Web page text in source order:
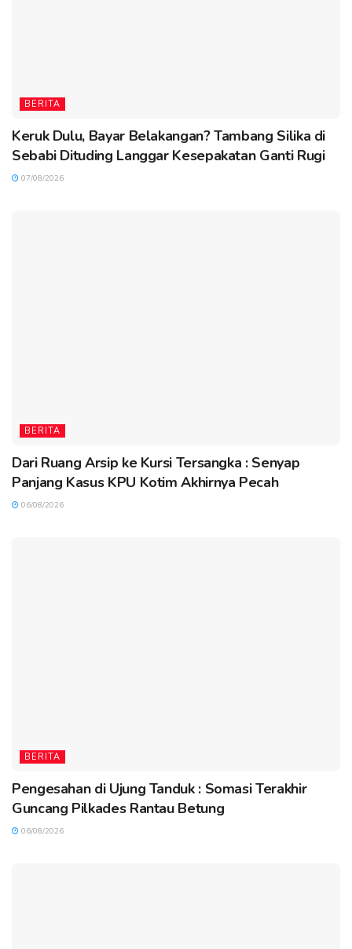
BERITA
Keruk Dulu, Bayar Belakangan? Tambang Silika di
Sebabi Dituding Langgar Kesepakatan Ganti Rugi
07/08/2026
BERITA
Dari Ruang Arsip ke Kursi Tersangka : Senyap
Panjang Kasus KPU Kotim Akhirnya Pecah
06/08/2026
BERITA
Pengesahan di Ujung Tanduk : Somasi Terakhir
Guncang Pilkades Rantau Betung
06/08/2026